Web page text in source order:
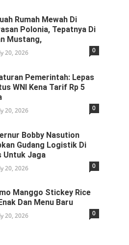
Rumah Mewah Di
Polonia, Tepatnya Di
Mustang,
20, 2026 0
Pemerintah: Lepas
WNI Kena Tarif Rp 5
20, 2026 0
Bobby Nasution
Gudang Logistik Di
Untuk Jaga
20, 2026 0
Manggo Stickey Rice
Dan Menu Baru
20, 2026 0